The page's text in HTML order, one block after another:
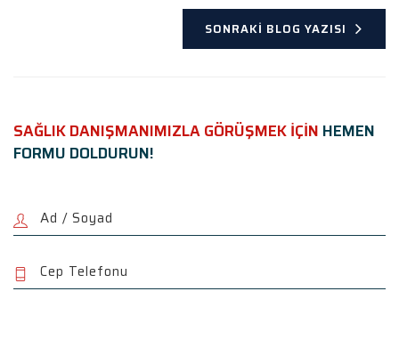
SONRAKI BLOG YAZISI
SAĞLIK DANIŞMANIMIZLA GÖRÜŞMEK İÇİN HEMEN
FORMU DOLDURUN!